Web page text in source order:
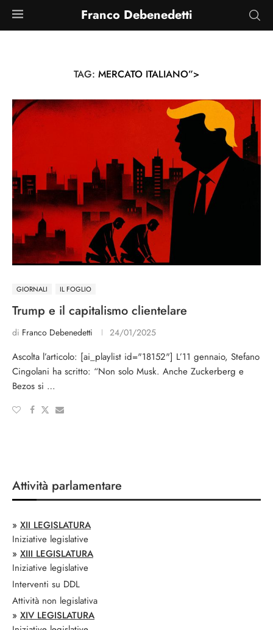
Franco Debenedetti
TAG: MERCATO ITALIANO”>
GIORNALI IL FOGLIO
Trump e il capitalismo clientelare
di Franco Debenedetti 24/01/2025
Ascolta l’articolo: [ai_playlist id="18152"] L’11 gennaio, Stefano
Cingolani ha scritto: “Non solo Musk. Anche Zuckerberg e
Bezos si …
Attività parlamentare
» XII LEGISLATURA
Iniziative legislative
» XIII LEGISLATURA
Iniziative legislative
Interventi su DDL
Attività non legislativa
» XIV LEGISLATURA